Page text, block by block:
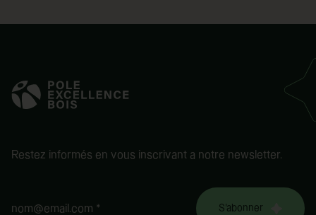
Restez informés en vous inscrivant a notre newsletter.
nom@email.com * S'abonner